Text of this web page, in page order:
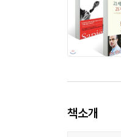
책소개